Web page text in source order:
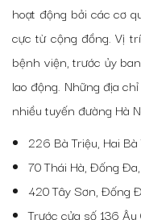
hoạt động bởi các cơ
cực từ cộng đồng. Vị
bệnh viện, trước ủy
lao động. Những địa
nhiều tuyến đường Hà
226 Bà Triệu, Hai Bà
70 Thái Hà, Đống
420 Tây Sơn, Đống
Trước cửa số 136 Âu